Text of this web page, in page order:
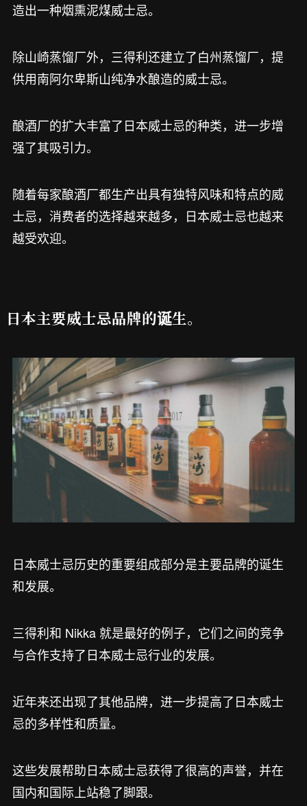
造出一种烟熏泥煤威士忌。
除山崎蒸馏厂外，三得利还建立了白州蒸馏厂，提
供用南阿尔卑斯山纯净水酿造的威士忌。
酿酒厂的扩大丰富了日本威士忌的种类，进一步增
强了其吸引力。
随着每家酿酒厂都生产出具有独特风味和特点的威
士忌，消费者的选择越来越多，日本威士忌也越来
越受欢迎。
日本主要威士忌品牌的诞生。
日本威士忌历史的重要组成部分是主要品牌的诞生
和发展。
三得利和 Nikka 就是最好的例子，它们之间的竞争
与合作支持了日本威士忌行业的发展。
近年来还出现了其他品牌，进一步提高了日本威士
忌的多样性和质量。
这些发展帮助日本威士忌获得了很高的声誉，并在
国内和国际上站稳了脚跟。